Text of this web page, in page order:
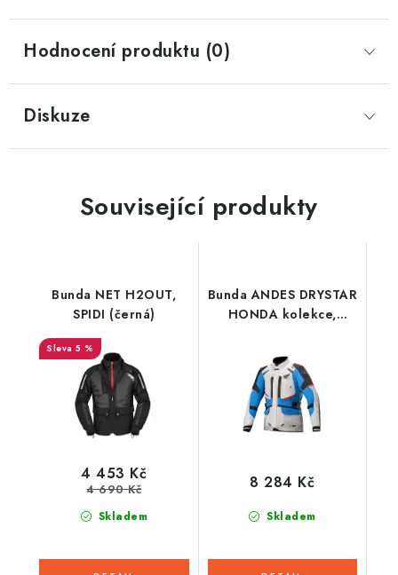
Hodnocení produktu (0)
Diskuze
Související produkty
Bunda NET H2OUT,
SPIDI (černá)
5 %
Skladem
4 453 Kč
4 690 Kč
Bunda ANDES DRYSTAR
HONDA kolekce,
kompatibilní,
ALPINESTARS (světle
šedá/černá/modrá/
červená)
Skladem
8 284 Kč